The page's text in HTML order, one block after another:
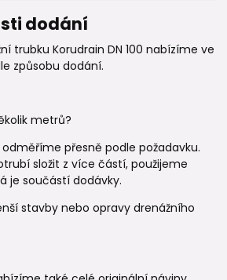
dodání
trubku Korudrain DN 100 nabízíme ve
způsobu dodání.
metrů?
přesně podle požadavku.
složit z více částí, použijeme
je součástí dodávky.
stavby nebo opravy drenážního